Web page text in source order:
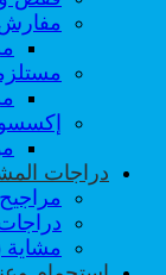
دراجات
مشاية